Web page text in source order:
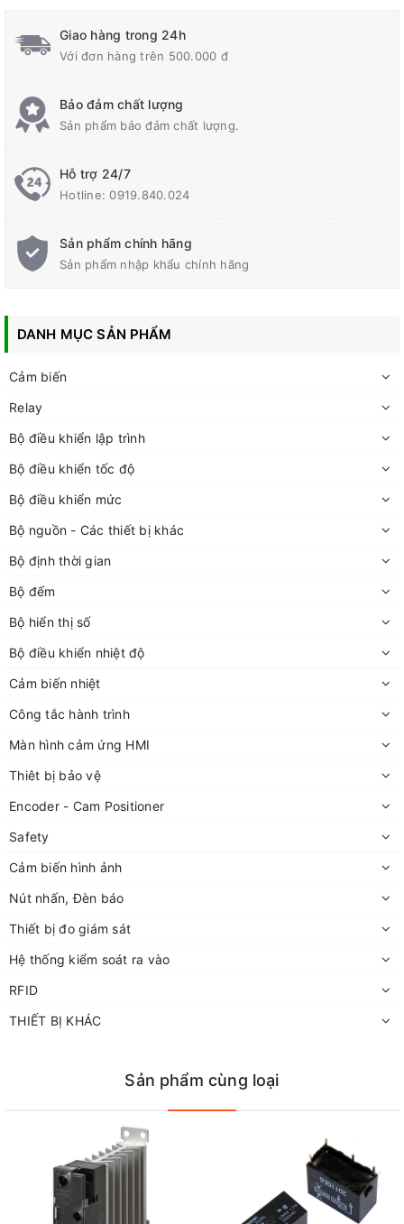
Giao hàng trong 24h
Với đơn hàng trên 500.000 đ
Bảo đảm chất lượng
Sản phẩm bảo đảm chất lượng.
Hỗ trợ 24/7
Hotline:0919.840.024
Sản phẩm chính hãng
Sản phẩm nhập khẩu chính hãng
DANH MỤC SẢN PHẨM
Cảm biến
Relay
Bộ điều khiển lập trình
Bộ điều khiển tốc độ
Bộ điều khiển mức
Bộ nguồn - Các thiết bị khác
Bộ định thời gian
Bộ đếm
Bộ hiển thị số
Bộ điều khiển nhiệt độ
Cảm biến nhiệt
Công tắc hành trình
Màn hình cảm ứng HMI
Thiêt bị bảo vệ
Encoder - Cam Positioner
Safety
Cảm biến hình ảnh
Nút nhấn, Đèn báo
Thiết bị đo giám sát
Hệ thống kiểm soát ra vào
RFID
THIẾT BỊ KHÁC
Sản phẩm cùng loại